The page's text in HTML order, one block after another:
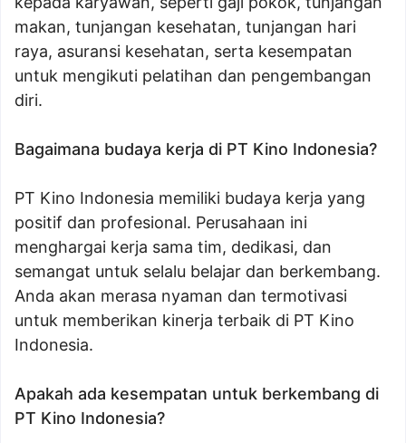
makan, tunjangan kesehatan, tunjangan hari
raya, asuransi kesehatan, serta kesempatan
untuk mengikuti pelatihan dan pengembangan
diri.
Bagaimana budaya kerja di PT Kino Indonesia?
PT Kino Indonesia memiliki budaya kerja yang
positif dan profesional. Perusahaan ini
menghargai kerja sama tim, dedikasi, dan
semangat untuk selalu belajar dan berkembang.
Anda akan merasa nyaman dan termotivasi
untuk memberikan kinerja terbaik di PT Kino
Indonesia.
Apakah ada kesempatan untuk berkembang di
PT Kino Indonesia?